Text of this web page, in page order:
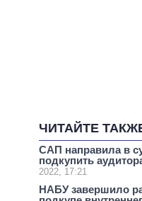
ЧИТАЙТЕ
САП направила в
подкупить
2022, 17:21
НАБУ завершило